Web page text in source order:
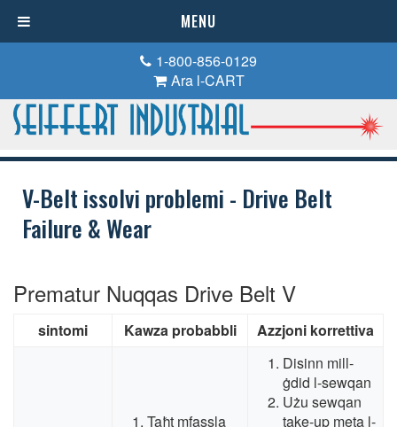
1-800-856-0129
Ara l-CART
V-Belt issolvi problemi - Drive Belt
Failure & Wear
Prematur Nuqqas Drive Belt V
sintomi Kawza probabbli Azzjoni korrettiva
Taħt mfassla
Disinn mill-
ġdid l-sewqan
Użu sewqan
take-up meta l-
MENU